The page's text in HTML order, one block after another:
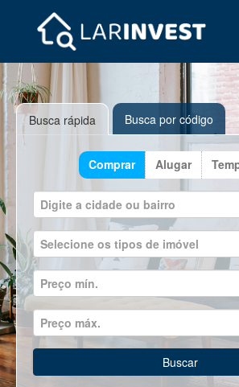
Busca rápida Busca por código
Comprar Alugar